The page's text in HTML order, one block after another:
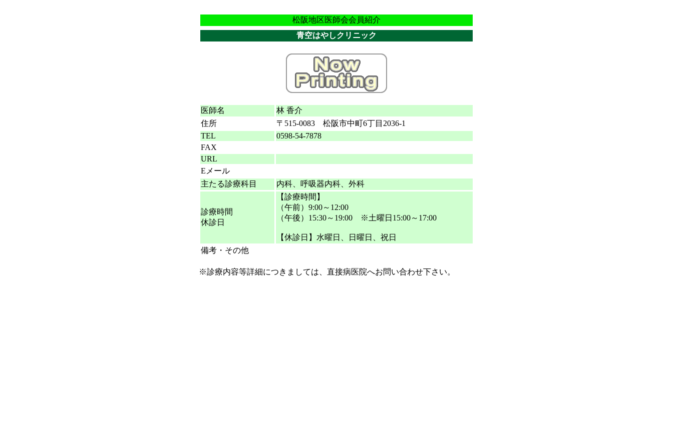
松阪地区医師会会員紹介
青空はやしクリニック
医師名
林 香介
住所
〒515-0083 松阪市中町6丁目2036-1
TEL
0598-54-7878
FAX
URL
Eメール
主たる診療科目
内科、呼吸器内科、外科
診療時間
休診日
【診療時間】
（午前）9:00～12:00
（午後）15:30～19:00 ※土曜日15:00～17:00
【休診日】水曜日、日曜日、祝日
備考・その他
※診療内容等詳細につきましては、直接病医院へお問い合わせ下さい。